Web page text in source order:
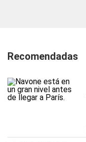
Recomendadas